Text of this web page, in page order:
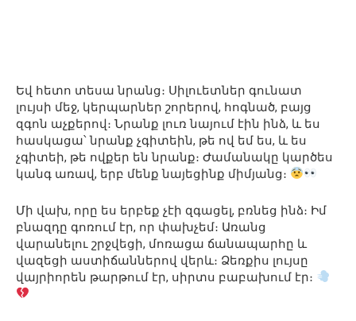
Եվ հետո տեսա նրանց։ Սիլուետներ գունատ
լույսի մեջ, կերպարներ շորերով, հոգնած, բայց
զգոն աչքերով։ Նրանք լուռ նայում էին ինձ, և ես
հասկացա՝ նրանք չգիտեին, թե ով եմ ես, և ես
չգիտեի, թե ովքեր են նրանք։ Ժամանակը կարծես
կանգ առավ, երբ մենք նայեցինք միմյանց։
Մի վախ, որը ես երբեք չէի զգացել, բռնեց ինձ։ Իմ
բնազդը գոռում էր, որ փախչեմ։ Առանց
վարանելու շրջվեցի, մոռացա ճանապարհը և
վազեցի աստիճաններով վերև։ Ձեռքիս լույսը
վայրիորեն թարթում էր, սիրտս բաբախում էր։